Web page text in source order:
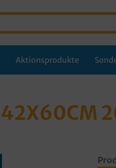
Aktionsprodukte
42X60CM